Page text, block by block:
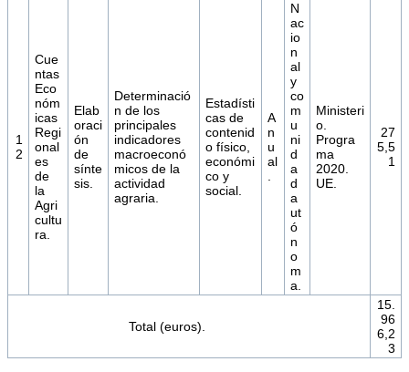
1
2
Cue
ntas
Eco
nóm
icas
Regi
onal
es
de
la
Agri
cultu
ra.
Elab
oraci
ón
de
sínte
sis.
Determinació
n de los
principales
indicadores
macroeconó
micos de la
actividad
agraria.
Estadísti
cas de
contenid
o físico,
económi
co y
social.
A
n
u
al
N
ac
io
n
al
y
co
m
u
ni
d
a
d
a
ut
ó
n
o
m
a.
Ministeri
o.
Progra
ma
2020.
UE.
27
5,5
1
Total (euros).
15.
96
6,2
3